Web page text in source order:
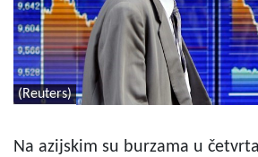
(Reuters)
Na azijskim su burzama u